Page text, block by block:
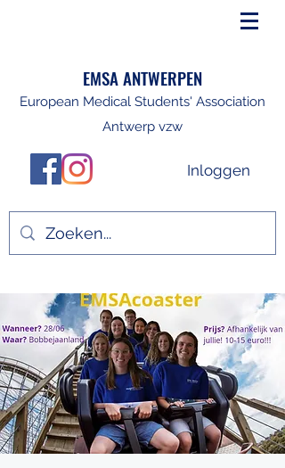
EMSA ANTWERPEN
European Medical Students' Association
Antwerp vzw
Inloggen